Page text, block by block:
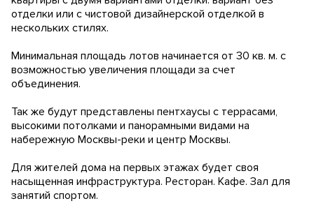
отделки или с чистовой дизайнерской отделкой в
нескольких стилях.
Минимальная площадь лотов начинается от 30 кв. м. с
возможностью увеличения площади за счет
объединения.
Так же будут представлены пентхаусы с террасами,
высокими потолками и панорамными видами на
набережную Москвы-реки и центр Москвы.
Для жителей дома на первых этажах будет своя
насыщенная инфраструктура. Ресторан. Кафе. Зал для
занятий спортом.